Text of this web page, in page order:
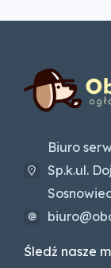
Biuro
Sp.k.ul.
Śledź nasze